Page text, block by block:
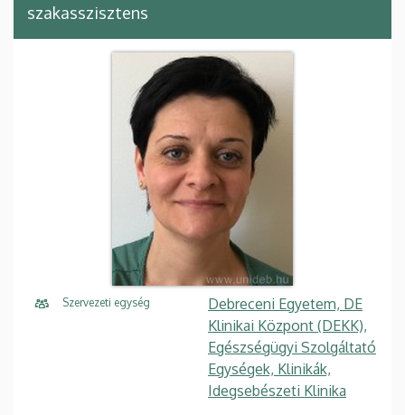
szakasszisztens
Szervezeti egység
Debreceni Egyetem, DE
Klinikai Központ (DEKK),
Egészségügyi Szolgáltató
Egységek, Klinikák,
Idegsebészeti Klinika